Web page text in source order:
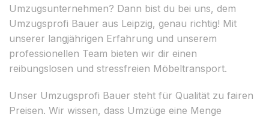
Umzugsunternehmen? Dann bist du bei uns, dem
Umzugsprofi Bauer aus Leipzig, genau richtig! Mit
unserer langjährigen Erfahrung und unserem
professionellen Team bieten wir dir einen
reibungslosen und stressfreien Möbeltransport.
Unser Umzugsprofi Bauer steht für Qualität zu fairen
Preisen. Wir wissen, dass Umzüge eine Menge